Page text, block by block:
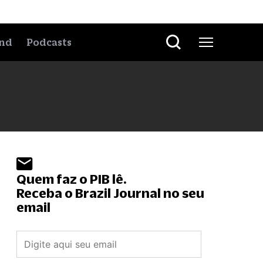
Podcasts
Quem faz o PIB lê.
Receba o Brazil Journal no seu
email